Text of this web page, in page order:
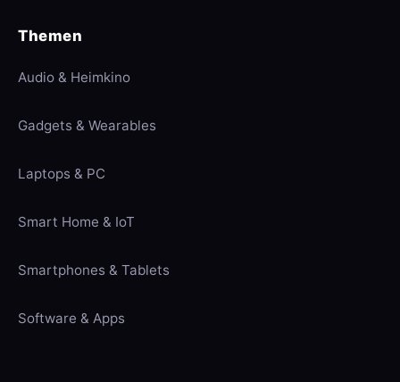
Themen
Audio & Heimkino
Gadgets & Wearables
Laptops & PC
Smart Home & IoT
Smartphones & Tablets
Software & Apps